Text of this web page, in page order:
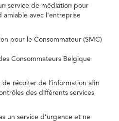
service de médiation pour
avec l'entreprise
pour le Consommateur (SMC)
Consommateurs Belgique
récolter de l’information afin
des différents services
un service d’urgence et ne